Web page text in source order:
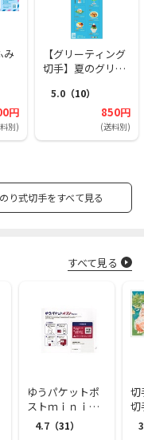
み
円
別)
【グリーティング
切手】夏のグリー
5.0 （10）
850円
(送料別)
のり式切手をすべて見る
すべて見る
ゆうパケットポ
ストｍｉｎｉ封
筒（1個（50枚）
セット）
4.7 （31）
切